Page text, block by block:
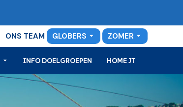
ONS TEAM GLOBERS ZOMER
INFO DOELGROEPEN HOME JT